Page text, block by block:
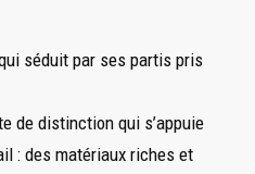
séduit par ses partis pris
de distinction qui s’appuie
: des matériaux riches et